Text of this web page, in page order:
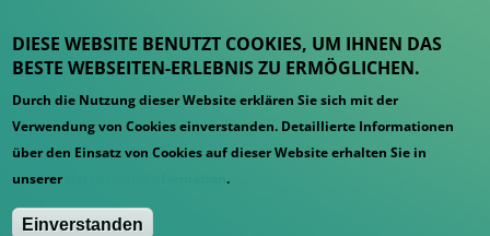
DIESE WEBSITE BENUTZT COOKIES, UM IHNEN DAS
BESTE WEBSEITEN-ERLEBNIS ZU ERMÖGLICHEN.
Durch die Nutzung dieser Website erklären Sie sich mit der
Verwendung von Cookies einverstanden. Detaillierte Informationen
über den Einsatz von Cookies auf dieser Website erhalten Sie in
unserer
Datenschutzinformation.
Einverstanden